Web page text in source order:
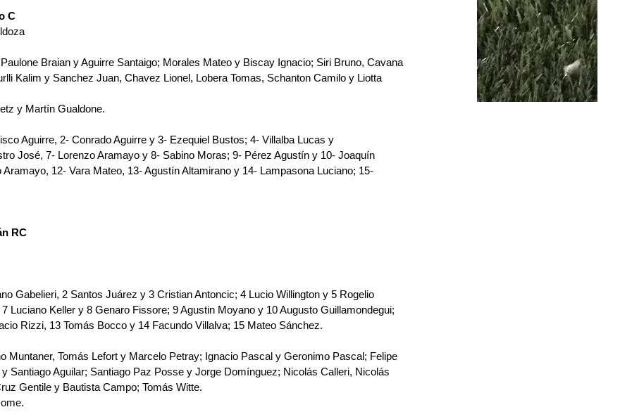
C
Braian y ﻿﻿﻿Aguirre Santaigo; ﻿﻿﻿Morales Mateo y ﻿﻿﻿Biscay Ignacio; ﻿﻿﻿Siri Bruno, ﻿﻿﻿Cavana
Kalim y ﻿﻿﻿Sanchez Juan, ﻿﻿﻿Chavez Lionel, ﻿﻿﻿Lobera Tomas, ﻿﻿﻿Schanton Camilo y ﻿﻿﻿Liotta
y Martín Gualdone.
Aguirre, 2- Conrado Aguirre y 3- Ezequiel Bustos; 4- Villalba Lucas y
José, 7- Lorenzo Aramayo y 8- Sabino Moras; 9- Pérez Agustín y 10- Joaquín
12- Vara Mateo, 13- Agustín Altamirano y 14- Lampasona Luciano; 15-
RC
Gabelieri, 2 Santos Juárez y 3 Cristian Antoncic; 4 Lucio Willington y 5 Rogelio
Luciano Keller y 8 Genaro Fissore; 9 Agustin Moyano y 10 Augusto Guillamondegui;
Rizzi, 13 Tomás Bocco y 14 Facundo Villalva; 15 Mateo Sánchez.
Muntaner, Tomás Lefort y Marcelo Petray; Ignacio Pascal y Geronimo Pascal; Felipe
Santiago Aguilar; Santiago Paz Posse y Jorge Domínguez; Nicolás Calleri, Nicolás
Gentile y Bautista Campo; Tomás Witte.